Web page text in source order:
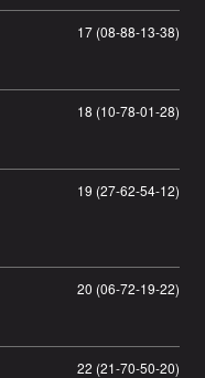
17 (08-88-13-38)
18 (10-78-01-28)
19 (27-62-54-12)
20 (06-72-19-22)
22 (21-70-50-20)